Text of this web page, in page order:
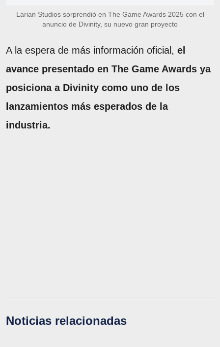
Larian Studios sorprendió en The Game Awards 2025 con el
anuncio de Divinity, su nuevo gran proyecto
A la espera de más información oficial, el
avance presentado en The Game Awards ya
posiciona a Divinity como uno de los
lanzamientos más esperados de la
industria.
Noticias relacionadas